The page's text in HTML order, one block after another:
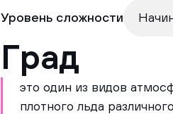
Уровень сложности
Град
это один из видов
плотного льда